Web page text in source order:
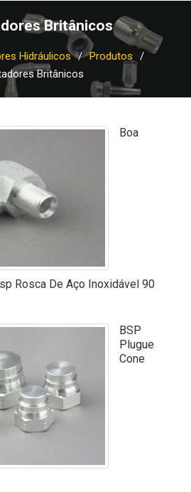
Britânicos
Hidráulicos
Produtos
Britânicos
Boa
Rosca De Aço Inoxidável 90
BSP
Plugue
Cone